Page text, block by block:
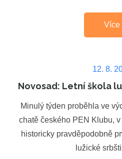
Více
Posted
on
12. 8.
Novosad: Letní škola
Minulý týden proběhla ve
chatě českého PEN Klubu,
historicky pravděpodobně
lužické